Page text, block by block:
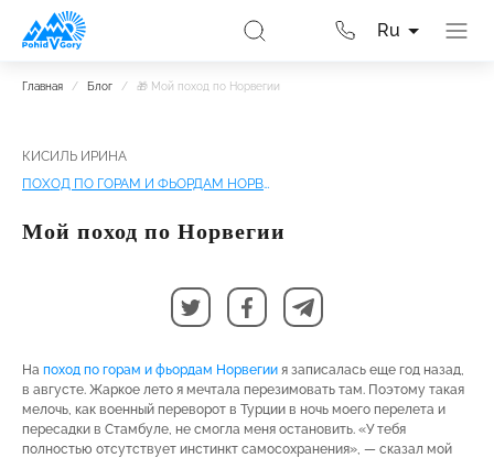
Ru
Главная / Блог / 🎁 Мой поход по Норвегии
КИСИЛЬ ИРИНА
ПОХОД ПО ГОРАМ И ФЬОРДАМ НОРВЕГИИ
Мой поход по Норвегии
На поход по горам и фьордам Норвегии я записалась еще год назад,
в августе. Жаркое лето я мечтала перезимовать там. Поэтому такая
мелочь, как военный переворот в Турции в ночь моего перелета и
пересадки в Стамбуле, не смогла меня остановить. «У тебя
полностью отсутствует инстинкт самосохранения», — сказал мой